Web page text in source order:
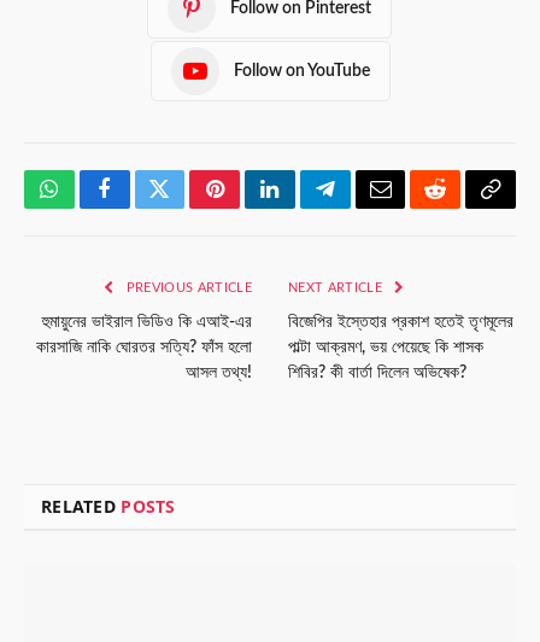
Follow on Pinterest
Follow on YouTube
WhatsAppFacebookTwitterPinterestLinkedInTelegramEmailRedditCopy
PREVIOUS ARTICLE
হুমায়ুনের ভাইরাল ভিডিও কি এআই-এর
কারসাজি নাকি ঘোরতর সত্যি? ফাঁস হলো
আসল তথ্য!
NEXT ARTICLE
বিজেপির ইস্তেহার প্রকাশ হতেই তৃণমূলের
পাল্টা আক্রমণ, ভয় পেয়েছে কি শাসক
শিবির? কী বার্তা দিলেন অভিষেক?
RELATED POSTS